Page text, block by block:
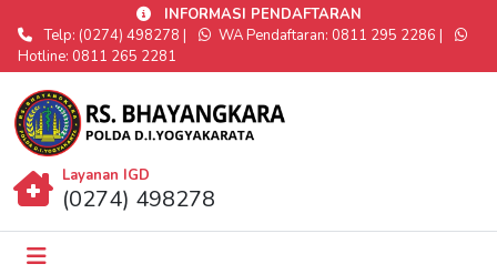
INFORMASI PENDAFTARAN
Telp: (0274) 498278 |
WA Pendaftaran: 0811 295 2286 |
Hotline: 0811 265 2281
Layanan IGD
(0274) 498278